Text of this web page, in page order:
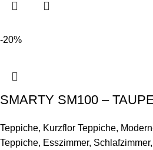
-20%
SMARTY SM100 –
Teppiche, Kurzflor Teppiche,
Teppiche, Esszimmer, Schlafzimmer,